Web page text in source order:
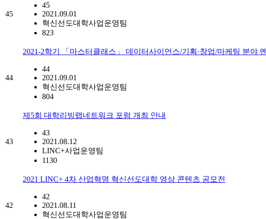
45
45
2021.09.01
혁신선도대학사업운영팀
823
44
2021-2학기 「마스터클래스」 데이터사이언스/기획·창업/마케팅 분야
44
2021.09.01
혁신선도대학사업운영팀
804
43
제5회 대학리빙랩네트워크 포럼 개최 안내
43
2021.08.12
LINC+사업운영팀
1130
42
2021 LINC+ 4차 산업혁명 혁신선도대학 영상 콘텐츠 공모전
42
2021.08.11
혁신선도대학사업운영팀